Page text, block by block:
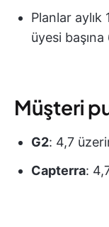
Planlar aylık
üyesi
Müşteri
G2: 4,7
Capterra: